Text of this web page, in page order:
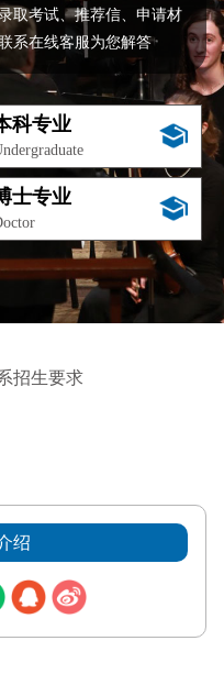
取考试、推荐信、申请材
系在线客服为您解答
科专业
士专业
招生要求
绍